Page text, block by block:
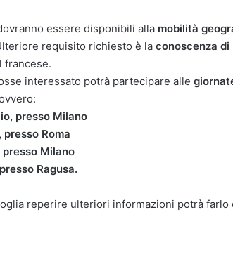
essere disponibili alla mobilità
requisito richiesto è la conoscenza di
francese.
interessato potrà partecipare alle
presso Milano
presso Roma
Milano
Ragusa.
reperire ulteriori informazioni potrà farlo